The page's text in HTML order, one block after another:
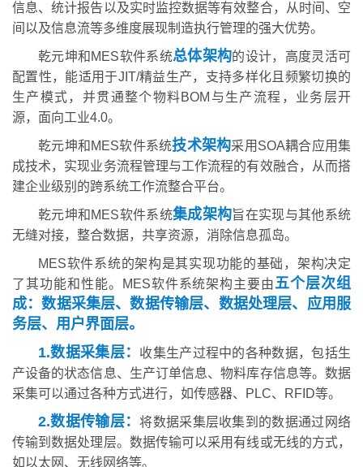
信息、统计报告以及实时监控数据等有效整合，从时间、空
间以及信息流等多维度展现制造执行管理的强大优势。
乾元坤和MES软件系统总体架构的设计，高度灵活可
配置性，能适用于JIT/精益生产，支持多样化且频繁切换的
生产模式，并贯通整个物料BOM与生产流程，业务层开
源，面向工业4.0。
乾元坤和MES软件系统技术架构采用SOA耦合应用集
成技术，实现业务流程管理与工作流程的有效融合，从而搭
建企业级别的跨系统工作流整合平台。
乾元坤和MES软件系统集成架构旨在实现与其他系统
无缝对接，整合数据，共享资源，消除信息孤岛。
MES软件系统的架构是其实现功能的基础，架构决定
了其功能和性能。MES软件系统架构主要由五个层次组
成：数据采集层、数据传输层、数据处理层、应用服
务层、用户界面层。
1.数据采集层：
收集生产过程中的各种数据，包括生
产设备的状态信息、生产订单信息、物料库存信息等。数据
采集可以通过各种方式进行，如传感器、PLC、RFID等。
2.数据传输层：将数据采集层收集到的数据通过网络
传输到数据处理层。数据传输可以采用有线或无线的方式，
如以太网、无线网络等。